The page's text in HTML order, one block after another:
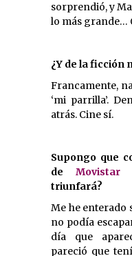
sorprendió, y
lo más grande…
¿Y de la ficción
Francamente,
‘mi parrilla’.
atrás. Cine sí.
Supongo que
de Movistar
triunfará?
Me he enterado
no podía
día que
pareció que